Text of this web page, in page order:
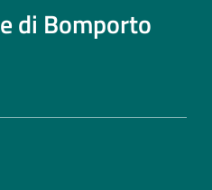
di Bomporto